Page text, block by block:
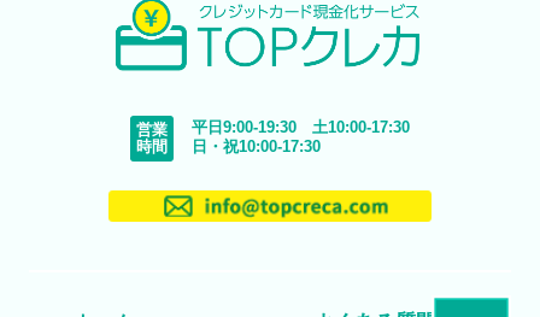
営業
時間
平日9:00-19:30 土10:00-17:30
日・祝10:00-17:30